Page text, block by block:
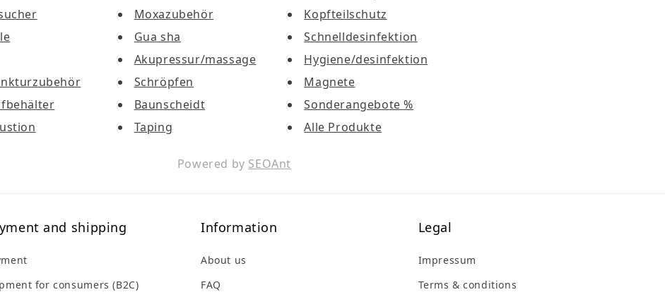
Moxazubehör
Gua sha
Akupressur/massage
Schröpfen
Baunscheidt
Taping
Kopfteilschutz
Schnelldesinfektion
Hygiene/desinfektion
Magnete
Sonderangebote %
Alle Produkte
Powered by SEOAnt
and shipping
for consumers (B2C)
Information
About us
FAQ
Legal
Impressum
Terms & conditions